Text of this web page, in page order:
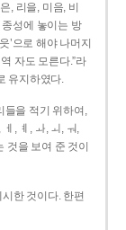
, 리을, 미음, 비
종성에 놓이는 방
’으로 해야 나머지
자도 모른다.”라
유지하였다.
들을 적기 위하여,
ㅔ, ㅖ, ㅘ, ㅚ, ㅝ,
것을 보여 준 것이
한 것이다. 한편